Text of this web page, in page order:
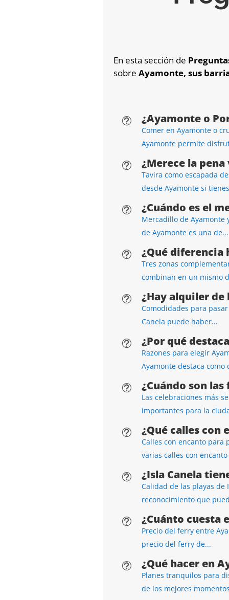
En esta sección de
sobre Ayamonte, sus
t ¿Ayamonte o
Comer en Ayamonte o
Ayamonte permite
t ¿Merece la
Tavira como escapada
desde Ayamonte si
t ¿Cuándo es el
Mercadillo de
de Ayamonte es una de...
t ¿Qué diferencia
Tres zonas
combinan en un mismo
t ¿Hay alquiler de
Comodidades para
Canela puede haber...
t ¿Por qué
Razones para elegir
Ayamonte destaca como
t ¿Cuándo son
Las celebraciones más
importantes para la
t ¿Qué calles con
Calles con encanto para
varias calles con
t ¿Isla Canela
Calidad de las playas de
reconocimiento que
t ¿Cuánto cuesta
Precio del ferry entre
precio del ferry de...
t ¿Qué hacer en
Planes tranquilos para
de los mejores